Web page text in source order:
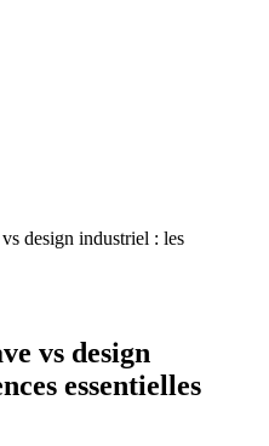
design industriel : les
vs design
essentielles